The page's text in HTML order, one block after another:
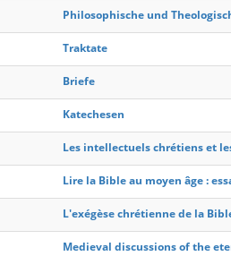
Philosophische und
Traktate
Briefe
Katechesen
Les intellectuels chrétiens et
Lire la Bible au moyen âge :
L'exégèse chrétienne de la
Medieval discussions of the